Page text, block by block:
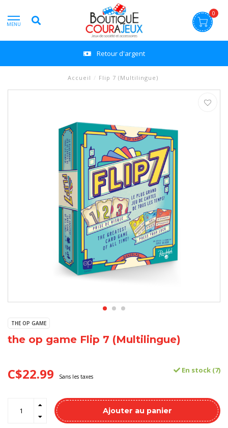
MENU
0
Retour d'argent
Accueil / Flip 7 (Multilingue)
THE OP GAME
the op game Flip 7 (Multilingue)
C$22.99 Sans les taxes
En stock (7)
Ajouter au panier